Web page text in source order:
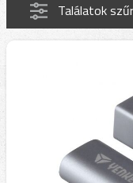
Találatok